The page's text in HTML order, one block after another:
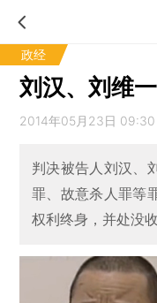
政经
刘汉、刘维
2014年05月23日 09:30
判决被告人刘汉、
罪、故意杀人罪等
权利终身，并处没